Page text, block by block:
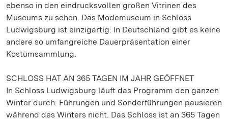
ebenso in den eindrucksvollen großen Vitrinen des
Museums zu sehen. Das Modemuseum in Schloss
Ludwigsburg ist einzigartig: In Deutschland gibt es keine
andere so umfangreiche Dauerpräsentation einer
Kostümsammlung.
SCHLOSS HAT AN 365 TAGEN IM JAHR GEÖFFNET
In Schloss Ludwigsburg läuft das Programm den ganzen
Winter durch: Führungen und Sonderführungen pausieren
während des Winters nicht. Das Schloss ist an 365 Tagen